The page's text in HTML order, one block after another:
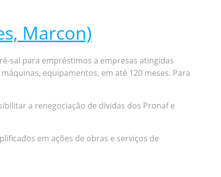
Marcon)
sal para empréstimos a empresas atingidas
equipamentos, em até 120 meses. Para
a renegociação de dívidas dos Pronaf e
em ações de obras e serviços de